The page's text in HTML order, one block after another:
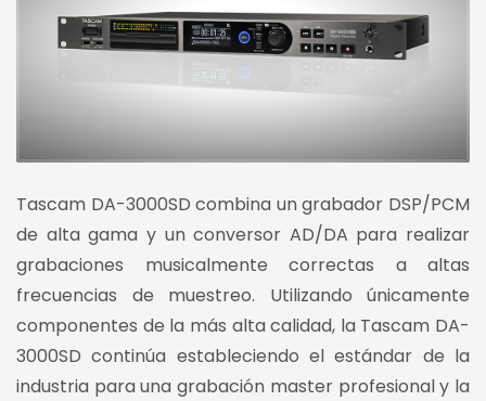
Tascam DA-3000SD combina un grabador DSP/PCM
de alta gama y un conversor AD/DA para realizar
grabaciones musicalmente correctas a altas
frecuencias de muestreo. Utilizando únicamente
componentes de la más alta calidad, la Tascam DA-
3000SD continúa estableciendo el estándar de la
industria para una grabación master profesional y la